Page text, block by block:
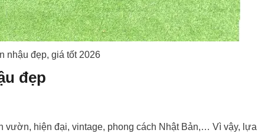
nhậu đẹp, giá tốt 2026
đẹp
vườn, hiện đại, vintage, phong cách Nhật Bản,… Vì vậy, lựa